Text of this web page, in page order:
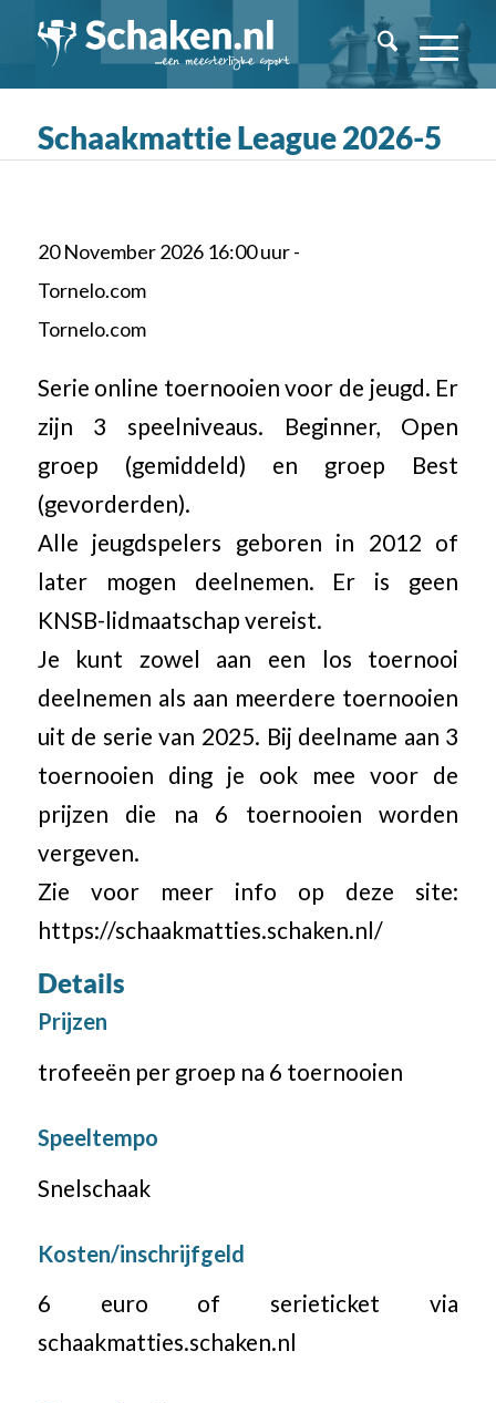
Schaakmattie League 2026-5
20 November 2026 16:00 uur -
Tornelo.com
Tornelo.com
Serie online toernooien voor de jeugd. Er
zijn 3 speelniveaus. Beginner, Open
groep (gemiddeld) en groep Best
(gevorderden).
Alle jeugdspelers geboren in 2012 of
later mogen deelnemen. Er is geen
KNSB-lidmaatschap vereist.
Je kunt zowel aan een los toernooi
deelnemen als aan meerdere toernooien
uit de serie van 2025. Bij deelname aan 3
toernooien ding je ook mee voor de
prijzen die na 6 toernooien worden
vergeven.
Zie voor meer info op deze site:
https://schaakmatties.schaken.nl/
Details
Prijzen
trofeeën per groep na 6 toernooien
Speeltempo
Snelschaak
Kosten/inschrijfgeld
6 euro of serieticket via
schaakmatties.schaken.nl